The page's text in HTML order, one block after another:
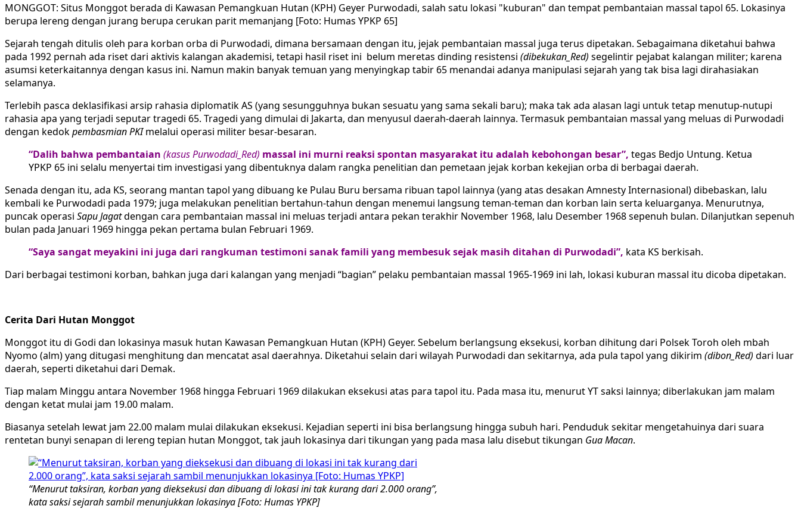
MONGGOT: Situs Monggot berada di Kawasan Pemangkuan Hutan (KPH) Geyer Purwodadi, salah satu lokasi "kuburan" dan tempat pembantaian massal tapol 65. Lokasinya
berupa lereng dengan jurang berupa cerukan parit memanjang [Foto: Humas YPKP 65]
Sejarah tengah ditulis oleh para korban orba di Purwodadi, dimana bersamaan dengan itu, jejak pembantaian massal juga terus dipetakan. Sebagaimana diketahui bahwa
pada 1992 pernah ada riset dari aktivis kalangan akademisi, tetapi hasil riset ini belum meretas dinding resistensi (dibekukan_Red) segelintir pejabat kalangan militer; karena
asumsi keterkaitannya dengan kasus ini. Namun makin banyak temuan yang menyingkap tabir 65 menandai adanya manipulasi sejarah yang tak bisa lagi dirahasiakan
selamanya.
Terlebih pasca deklasifikasi arsip rahasia diplomatik AS (yang sesungguhnya bukan sesuatu yang sama sekali baru); maka tak ada alasan lagi untuk tetap menutup-nutupi
rahasia apa yang terjadi seputar tragedi 65. Tragedi yang dimulai di Jakarta, dan menyusul daerah-daerah lainnya. Termasuk pembantaian massal yang meluas di Purwodadi
dengan kedokpembasmian PKImelalui operasi militer besar-besaran.
“Dalih bahwa pembantaian (kasus Purwodadi_Red) massal ini murni reaksi spontan masyarakat itu adalah kebohongan besar”, tegas Bedjo Untung. Ketua
YPKP 65 ini selalu menyertai tim investigasi yang dibentuknya dalam rangka penelitian dan pemetaan jejak korban kekejian orba di berbagai daerah.
Senada dengan itu, ada KS, seorang mantan tapol yang dibuang ke Pulau Buru bersama ribuan tapol lainnya (yang atas desakan Amnesty Internasional) dibebaskan, lalu
kembali ke Purwodadi pada 1979; juga melakukan penelitian bertahun-tahun dengan menemui langsung teman-teman dan korban lain serta keluarganya. Menurutnya,
puncak operasi Sapu Jagatdengan cara pembantaian massal ini meluas terjadi antara pekan terakhir November 1968, lalu Desember 1968 sepenuh bulan. Dilanjutkan sepenuh
bulan pada Januari 1969 hingga pekan pertama bulan Februari 1969.
“Saya sangat meyakini ini juga dari rangkuman testimoni sanak famili yang membesuk sejak masih ditahan di Purwodadi”, kata KS berkisah.
Dari berbagai testimoni korban, bahkan juga dari kalangan yang menjadi “bagian” pelaku pembantaian massal 1965-1969 ini lah, lokasi kuburan massal itu dicoba dipetakan.
Cerita Dari Hutan Monggot
Monggot itu di Godi dan lokasinya masuk hutan Kawasan Pemangkuan Hutan (KPH) Geyer. Sebelum berlangsung eksekusi, korban dihitung dari Polsek Toroh oleh mbah
Nyomo (alm) yang ditugasi menghitung dan mencatat asal daerahnya. Diketahui selain dari wilayah Purwodadi dan sekitarnya, ada pula tapol yang dikirim (dibon_Red) dari luar
daerah, seperti diketahui dari Demak.
Tiap malam Minggu antara November 1968 hingga Februari 1969 dilakukan eksekusi atas para tapol itu. Pada masa itu, menurut YT saksi lainnya; diberlakukan jam malam
dengan ketat mulai jam 19.00 malam.
Biasanya setelah lewat jam 22.00 malam mulai dilakukan eksekusi. Kejadian seperti ini bisa berlangsung hingga subuh hari. Penduduk sekitar mengetahuinya dari suara
rentetan bunyi senapan di lereng tepian hutan Monggot, tak jauh lokasinya dari tikungan yang pada masa lalu disebut tikungan Gua Macan.
“Menurut taksiran, korban yang dieksekusi dan dibuang di lokasi ini tak kurang dari 2.000 orang”,
kata saksi sejarah sambil menunjukkan lokasinya [Foto: Humas YPKP]